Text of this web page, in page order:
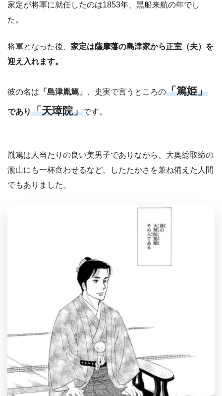
家定が将軍に就任したのは1853年、黒船来航の年でし
た。
将軍となった後、 家定は薩摩藩の島津家から正室（夫）を
迎え入れます。
彼の名は 「島津胤篤」 、史実で言うところの「篤姫」
であり「天璋院」です。
胤篤は人当たりの良い美男子でありながら、大奥総取締の
瀧山にも一杯食わせるなど、したたかさを兼ね備えた人間
でもありました。